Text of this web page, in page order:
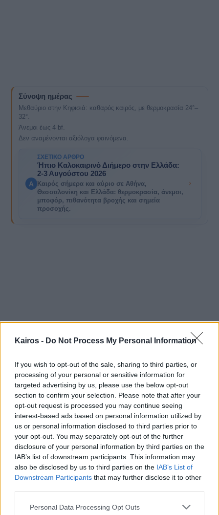
Kairos - Do Not Process My Personal Information
If you wish to opt-out of the sale, sharing to third parties, or
processing of your personal or sensitive information for
targeted advertising by us, please use the below opt-out
section to confirm your selection. Please note that after your
opt-out request is processed you may continue seeing
interest-based ads based on personal information utilized by
us or personal information disclosed to third parties prior to
your opt-out. You may separately opt-out of the further
disclosure of your personal information by third parties on the
IAB’s list of downstream participants. This information may
also be disclosed by us to third parties on the IAB’s List of
Downstream Participants that may further disclose it to other
Please note that this website/app uses one or more Google
Personal Data Processing Opt Outs
Σύνοψη ημέρας
Μεθαύριο στην Κηφισιά: καθαρός καιρός, με θερμοκρασία 24°–
32°.
Άνεμοι έως 4 bf.
Δεν αναμένονται αξιόλογα φαινόμενα.
A
ΣΧΕΤΙΚΌ ΆΡΘΡΟ
Ήπιο Καλοκαιρινό Διήμερο στην Ελλάδα:
2-3 Αυγούστου 2026
Καιρός σήμερα και αύριο σε Αθήνα,
Θεσσαλονίκη και Ελλάδα: θερμοκρασία, άνεμοι,
μποφόρ, πιθανότητα βροχής και σημεία
προσοχής.
Τελευταία ενημέρωση07/08/2026 16:01 Ημερήσια πρόγνωση
Με βάση διαθέσιμα δεδομένα Πηγή: Kairos.com.gr.
Πώς ενημερώνεται η πρόγνωση
Η πρόγνωση στην Κηφισιά για μεθαύριο ενημερώνεται με πρόσφατα
δεδομένα για θερμοκρασία, άνεμο, υγρασία και φαινόμενα.